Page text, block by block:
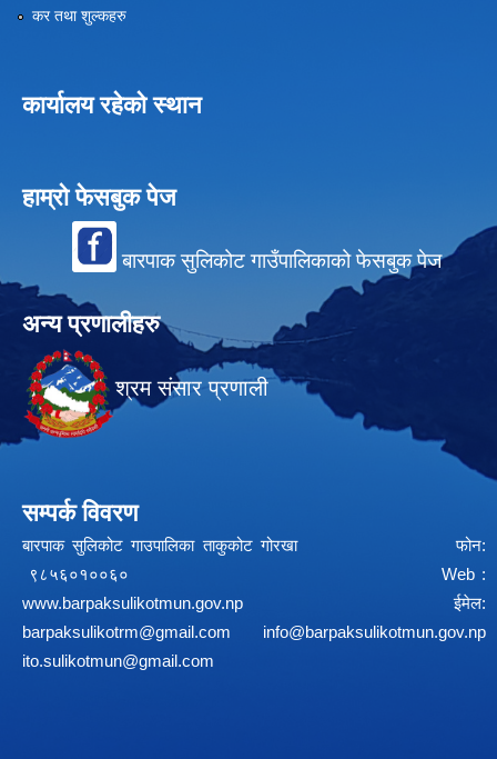
कर तथा शुल्कहरु
कार्यालय रहेको स्थान
हाम्रो फेसबुक पेज
बारपाक सुलिकोट गाउँपालिकाको फेसबुक पेज
अन्य प्रणालीहरु
श्रम संसार प्रणाली
सम्पर्क विवरण
बारपाक सुलिकोट गाउपालिका ताकुकोट गोरखा फोन:
९८५६०१००६० Web :
www.barpaksulikotmun.gov.np
ईमेल:
barpaksulikotrm@gmail.com
info@barpaksulikotmun.gov.np
ito.sulikotmun@gmail.com